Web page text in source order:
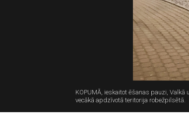
KOPUMĀ, ieskaitot ēšanas pauzi,
vecākā apdzīvotā teritorija robežpilsētā.